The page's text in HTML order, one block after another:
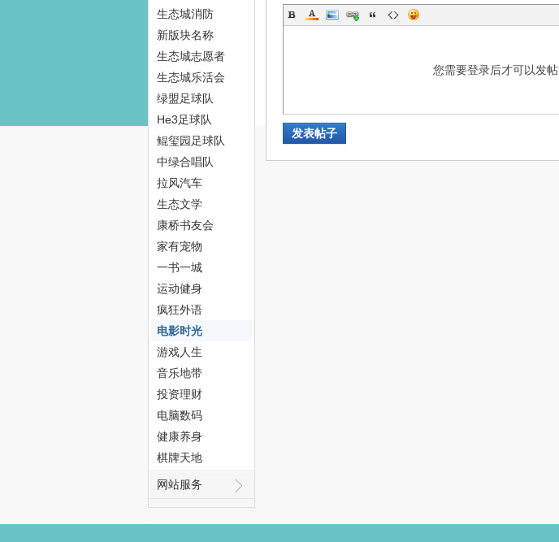
梦
网
心
生态城消防
新版块名称
生态城志愿者
生态城乐活会
绿盟足球队
He3足球队
鲲玺园足球队
中绿合唱队
拉风汽车
生态文学
康桥书友会
家有宠物
一书一城
运动健身
疯狂外语
电影时光
游戏人生
音乐地带
投资理财
电脑数码
健康养身
棋牌天地
网站服务
您需要登录后才可以发帖
发表帖子